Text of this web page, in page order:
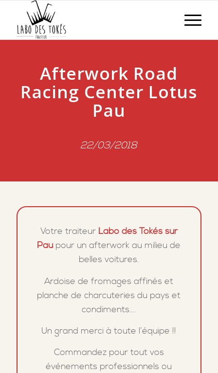
Afterwork Road
Racing Center Lotus
Pau
22/03/2018
Votre traiteur Labo des Tokés sur
Pau pour un afterwork au milieu de
belles voitures.
Ardoise de fromages affinés et
planche de charcuteries du pays et
condiments….
Un grand merci à toute l’équipe !!
Commandez pour tout vos
événements professionnels ou